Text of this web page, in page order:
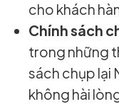
cho khách
Chính sách
trong những
sách chụp lại
không hài